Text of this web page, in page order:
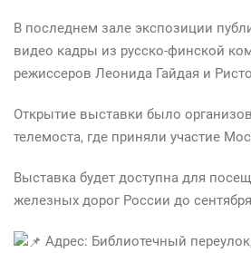
В последнем зале экспозиции
видео кадры из русско-финской
режиссеров Леонида Гайдая и
Открытие выставки было
телемоста, где приняли участие
Выставка будет доступна для
железных дорог России до
Адрес: Библиотечный